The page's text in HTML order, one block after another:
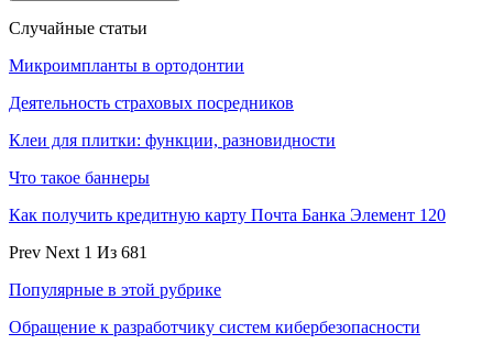
Случайные статьи
Микроимпланты в ортодонтии
Деятельность страховых посредников
Клеи для плитки: функции, разновидности
Что такое баннеры
Как получить кредитную карту Почта Банка Элемент 120
Prev Next 1 Из 681
Популярные в этой рубрике
Обращение к разработчику систем кибербезопасности